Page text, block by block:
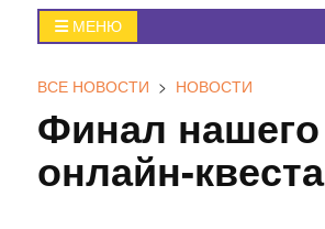
Главное
меню
МЕНЮ
ВСЕ НОВОСТИ > НОВОСТИ
Финал нашего
онлайн-квеста